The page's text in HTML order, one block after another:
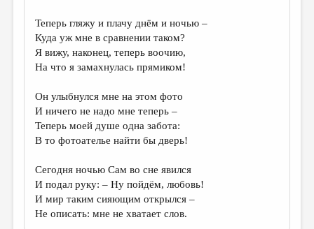
Теперь гляжу и плачу днём и ночью –
Куда уж мне в сравнении таком?
Я вижу, наконец, теперь воочию,
На что я замахнулась прямиком!
Он улыбнулся мне на этом фото
И ничего не надо мне теперь –
Теперь моей душе одна забота:
В то фотоателье найти бы дверь!
Сегодня ночью Сам во сне явился
И подал руку: – Ну пойдём, любовь!
И мир таким сияющим открылся –
Не описать: мне не хватает слов.